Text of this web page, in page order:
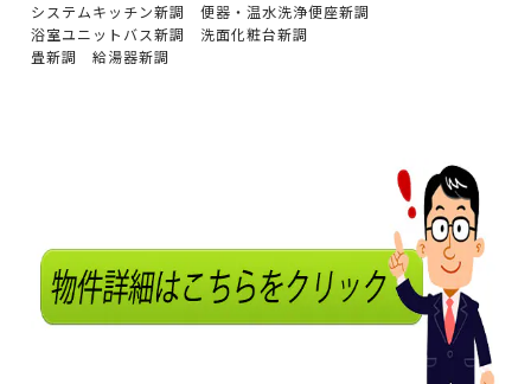
システムキッチン新調 便器・温水洗浄便座新調
浴室ユニットバス新調 洗面化粧台新調
畳新調 給湯器新調